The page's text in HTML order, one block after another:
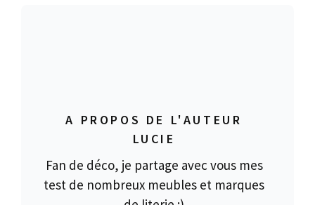
A PROPOS DE L'AUTEUR
LUCIE
Fan de déco, je partage avec vous mes
test de nombreux meubles et marques